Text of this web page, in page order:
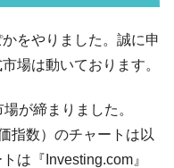
ラ政策室長が告発され
であり、空前の国政壟
刈りになって抗議活
を異常増加させる ⇒ 中
をやりました。誠に申
場は動いております。
が締まりました。
指数）のチャートは以
は『Investing.com』